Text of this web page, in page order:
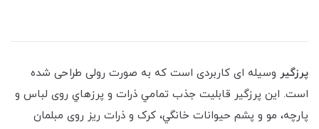
پرزگیر وسیله ای کاربردی است که به صورت رولی طراحی شده
است. این پرزگیر قابليت جذب تمامي ذرات و پرزهاي روی لباس و
پارچه، مو و پشم حيوانات خانگي، کرک و ذرات ریز روی مبلمان